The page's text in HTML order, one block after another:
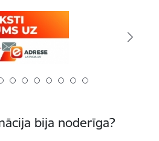
bija noderīga?